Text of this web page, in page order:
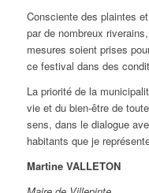
Consciente des plaintes
par de nombreux
mesures soient prises
ce festival dans des
La priorité de la
vie et du bien-être de
sens, dans le dialogue
habitants que je
Martine VALLETON